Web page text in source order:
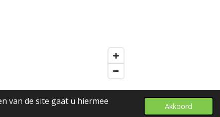
van de site gaat u hiermee
Akkoord